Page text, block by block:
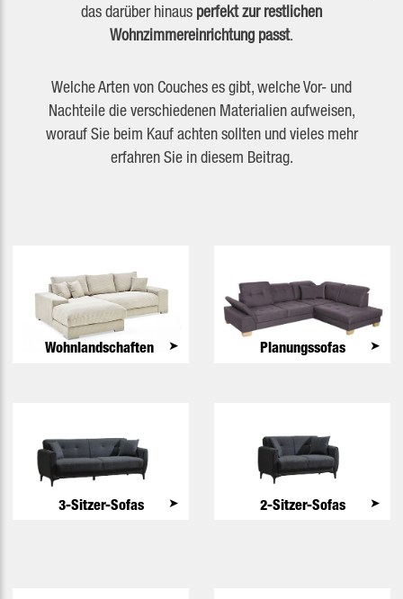
das darüber hinaus perfekt zur restlichen
Wohnzimmereinrichtung passt.
Welche Arten von Couches es gibt, welche Vor- und
Nachteile die verschiedenen Materialien aufweisen,
worauf Sie beim Kauf achten sollten und vieles mehr
erfahren Sie in diesem Beitrag.
Wohnlandschaften ➤ Planungssofas ➤
3-Sitzer-Sofas ➤ 2-Sitzer-Sofas ➤